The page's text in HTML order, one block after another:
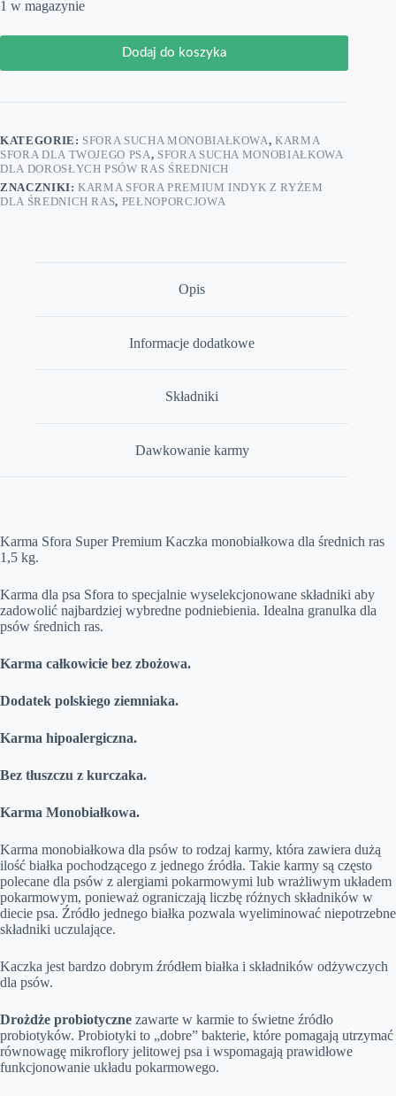
1 w magazynie
Dodaj do koszyka
KATEGORIE: SFORA SUCHA MONOBIAŁKOWA,KARMA
SFORA DLA TWOJEGO PSA, SFORA SUCHA MONOBIAŁKOWA
DLA DOROSŁYCH PSÓW RAS ŚREDNICH
ZNACZNIKI:KARMA SFORA PREMIUM INDYK Z RYŻEM
DLA ŚREDNICH RAS, PEŁNOPORCJOWA
Opis
Informacje dodatkowe
Składniki
Dawkowanie karmy
Karma Sfora Super Premium Kaczka monobiałkowa dla średnich ras
1,5 kg.
Karma dla psa Sfora to specjalnie wyselekcjonowane składniki aby
zadowolić najbardziej wybredne podniebienia. Idealna granulka dla
psów średnich ras.
Karma całkowicie bez zbożowa.
Dodatek polskiego ziemniaka.
Karma hipoalergiczna.
Bez tłuszczu z kurczaka.
Karma Monobiałkowa.
Karma monobiałkowa dla psów to rodzaj karmy, która zawiera dużą
ilość białka pochodzącego z jednego źródła. Takie karmy są często
polecane dla psów z alergiami pokarmowymi lub wrażliwym układem
pokarmowym, ponieważ ograniczają liczbę różnych składników w
diecie psa. Źródło jednego białka pozwala wyeliminować niepotrzebne
składniki uczulające.
Kaczka jest bardzo dobrym źródłem białka i składników odżywczych
dla psów.
Drożdże probiotyczne zawarte w karmie to świetne źródło
probiotyków. Probiotyki to „dobre” bakterie, które pomagają utrzymać
równowagę mikroflory jelitowej psa i wspomagają prawidłowe
funkcjonowanie układu pokarmowego.